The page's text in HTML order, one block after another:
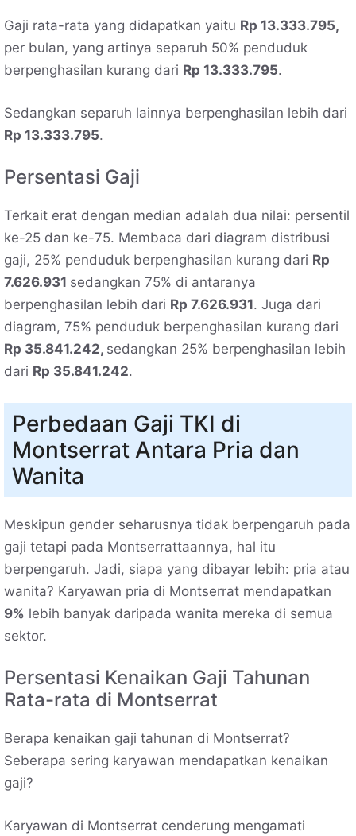
Gaji rata-rata yang didapatkan yaitu Rp 13.333.795,
per bulan, yang artinya separuh 50% penduduk
berpenghasilan kurang dari Rp 13.333.795.
Sedangkan separuh lainnya berpenghasilan lebih dari
Rp 13.333.795.
Persentasi Gaji
Terkait erat dengan median adalah dua nilai: persentil
ke-25 dan ke-75. Membaca dari diagram distribusi
gaji, 25% penduduk berpenghasilan kurang dari Rp
7.626.931 sedangkan 75% di antaranya
berpenghasilan lebih dari Rp 7.626.931. Juga dari
diagram, 75% penduduk berpenghasilan kurang dari
Rp 35.841.242, sedangkan 25% berpenghasilan lebih
dari Rp 35.841.242.
Perbedaan Gaji TKI di
Montserrat Antara Pria dan
Wanita
Meskipun gender seharusnya tidak berpengaruh pada
gaji tetapi pada Montserrattaannya, hal itu
berpengaruh. Jadi, siapa yang dibayar lebih: pria atau
wanita? Karyawan pria di Montserrat mendapatkan
9% lebih banyak daripada wanita mereka di semua
sektor.
Persentasi Kenaikan Gaji Tahunan
Rata-rata di Montserrat
Berapa kenaikan gaji tahunan di Montserrat?
Seberapa sering karyawan mendapatkan kenaikan
gaji?
Karyawan di Montserrat cenderung mengamati